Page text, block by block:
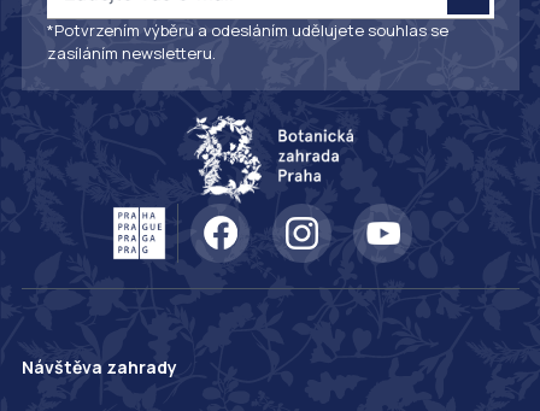
*Potvrzením výběru a odesláním udělujete souhlas se
zasíláním newsletteru.
Návštěva zahrady